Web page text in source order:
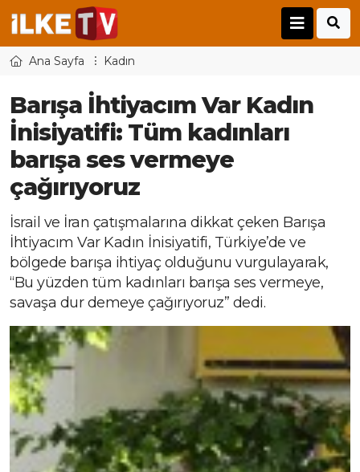
Ana Sayfa Kadın
Barışa İhtiyacım Var Kadın
İnisiyatifi: Tüm kadınları
barışa ses vermeye
çağırıyoruz
İsrail ve İran çatışmalarına dikkat çeken Barışa
İhtiyacım Var Kadın İnisiyatifi, Türkiye’de ve
bölgede barışa ihtiyaç olduğunu vurgulayarak,
“Bu yüzden tüm kadınları barışa ses vermeye,
savaşa dur demeye çağırıyoruz” dedi.